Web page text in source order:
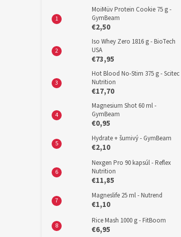
MoiMüv Protein Cookie 75 g -
GymBeam
€2,50
Iso Whey Zero 1816 g - BioTech
USA
€73,95
Hot Blood No-Stim 375 g - Scitec
Nutrition
€17,70
Magnesium Shot 60 ml -
GymBeam
€0,95
Hydrate + šumivý - GymBeam
€2,10
Nexgen Pro 90 kapsúl - Reflex
Nutrition
€11,85
Magneslife 25 ml - Nutrend
€1,10
Rice Mash 1000 g - FitBoom
€6,95